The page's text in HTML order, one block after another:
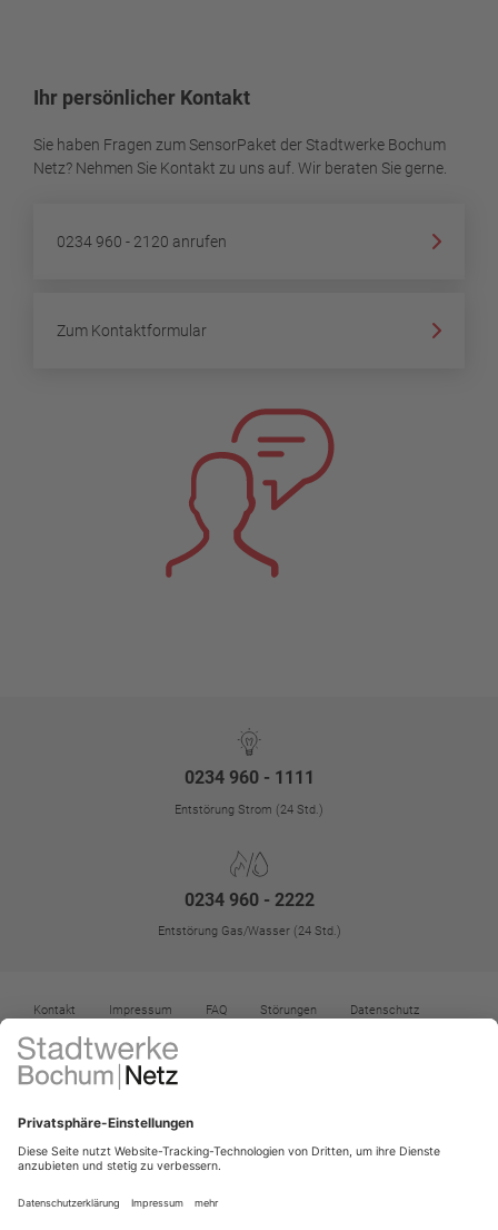
Ihr persönlicher Kontakt
Sie haben Fragen zum SensorPaket der Stadtwerke Bochum
Netz? Nehmen Sie Kontakt zu uns auf. Wir beraten Sie gerne.
0234 960 - 2120 anrufen
Zum Kontaktformular
0234 960 - 1111
Entstörung Strom (24 Std.)
0234 960 - 2222
Entstörung Gas/Wasser (24 Std.)
Kontakt Impressum FAQ Störungen
Datenschutz
Datenschutz-Einstellungen
Vertrag widerrufen